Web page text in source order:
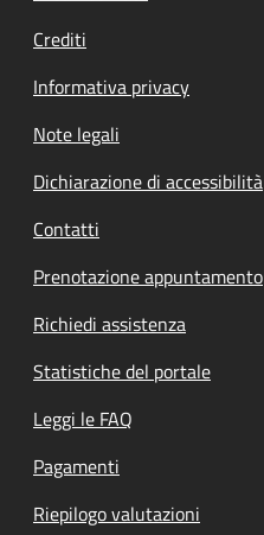
Crediti
Informativa privacy
Note legali
Dichiarazione di accessibilità
Contatti
Prenotazione appuntamento
Richiedi assistenza
Statistiche del portale
Leggi le FAQ
Pagamenti
Riepilogo valutazioni